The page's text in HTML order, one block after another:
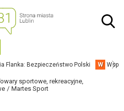
Flanka: Bezpieczeństwo Polski W
sportowe, rekreacyjne,
Martes Sport